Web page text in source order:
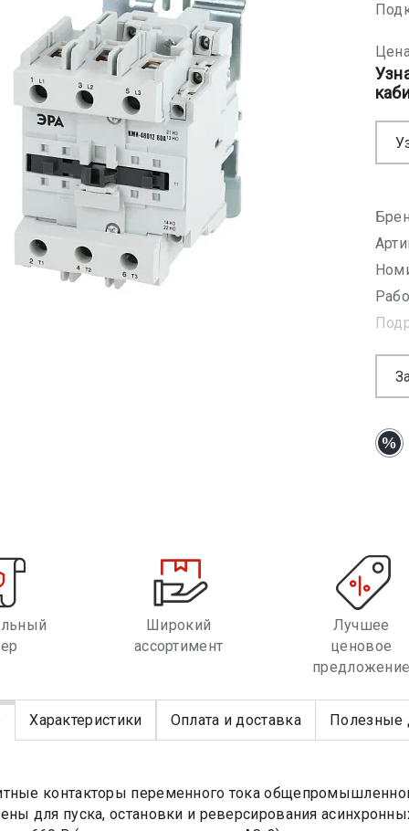
Широкий
ассортимент
Лучшее
ценовое
Характеристики Оплата и доставка Полезные
контакторы переменного тока
для пуска, остановки и реверсирования